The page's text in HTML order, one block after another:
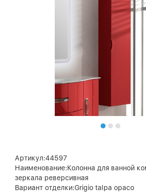
Артикул:44597
Наименование:Колонна для ванной
зеркала реверсивная
Вариант отделки:Grigio talpa opaco